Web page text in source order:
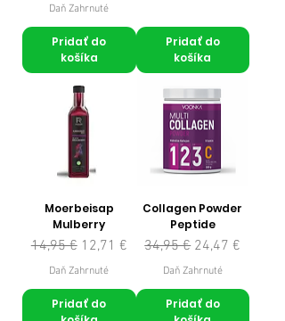
Daň Zahrnuté
Pridať do
košíka
Pridať do
košíka
Moerbeisap
Mulberry
Normálna cena
14,95 € Zľavnená cena
12,71 €
Daň Zahrnuté
Pridať do
Collagen Powder
Peptide
Normálna cena
34,95 € Zľavnená cena
24,47 €
Daň Zahrnuté
Pridať do